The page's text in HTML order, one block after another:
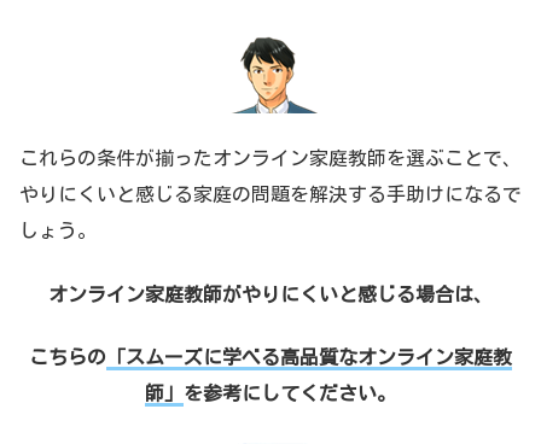
これらの条件が揃ったオンライン家庭教師を選ぶことで、
やりにくいと感じる家庭の問題を解決する手助けになるで
しょう。
オンライン家庭教師がやりにくいと感じる場合は、
こちらの 「スムーズに学べる高品質なオンライン家庭教
師」 を参考にしてください。